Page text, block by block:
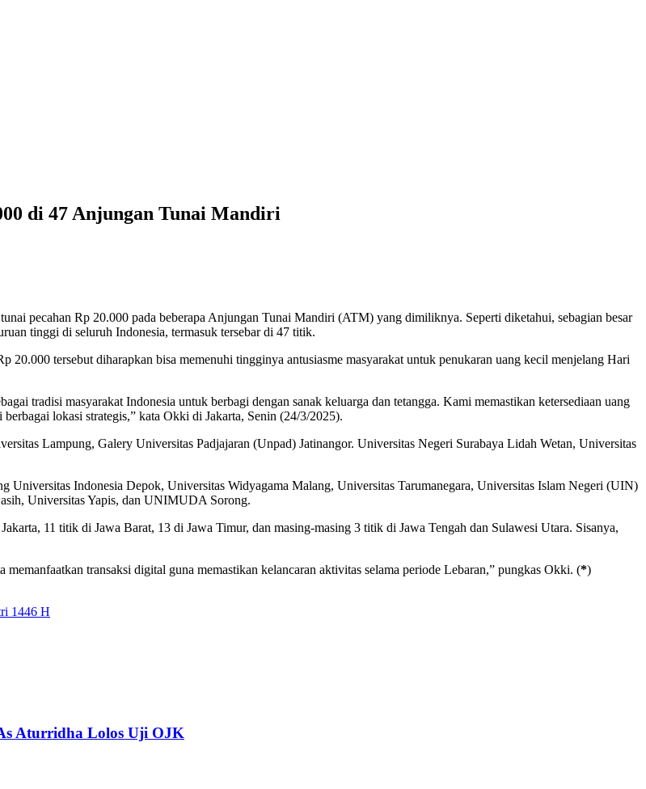
di 47 Anjungan Tunai Mandiri
pecahan Rp 20.000 pada beberapa Anjungan Tunai Mandiri (ATM) yang dimiliknya. Seperti diketahui, sebagian besar
tinggi di seluruh Indonesia, termasuk tersebar di 47 titik.
tersebut diharapkan bisa memenuhi tingginya antusiasme masyarakat untuk penukaran uang kecil menjelang Hari
tradisi masyarakat Indonesia untuk berbagi dengan sanak keluarga dan tetangga. Kami memastikan ketersediaan uang
lokasi strategis,” kata Okki di Jakarta, Senin (24/3/2025).
Lampung, Galery Universitas Padjajaran (Unpad) Jatinangor. Universitas Negeri Surabaya Lidah Wetan, Universitas
Indonesia Depok, Universitas Widyagama Malang, Universitas Tarumanegara, Universitas Islam Negeri (UIN)
Universitas Yapis, dan UNIMUDA Sorong.
11 titik di Jawa Barat, 13 di Jawa Timur, dan masing-masing 3 titik di Jawa Tengah dan Sulawesi Utara. Sisanya,
transaksi digital guna memastikan kelancaran aktivitas selama periode Lebaran,” pungkas Okki. (*)
1446 H
Aturridha Lolos Uji OJK